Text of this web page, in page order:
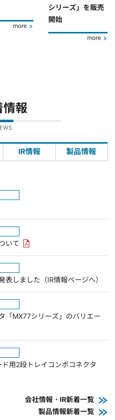
more
シリーズ」を販売
開始
more
情報
IR情報 製品情報
いて PDFリンクを新しいウィンド
しました（IR情報ページへ）
「MX77シリーズ」のバリエー
用2段トレイコンボコネクタ
会社情報・IR新着一覧
製品情報新着一覧